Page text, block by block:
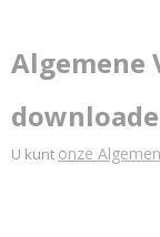
Algemene
U kunt onze